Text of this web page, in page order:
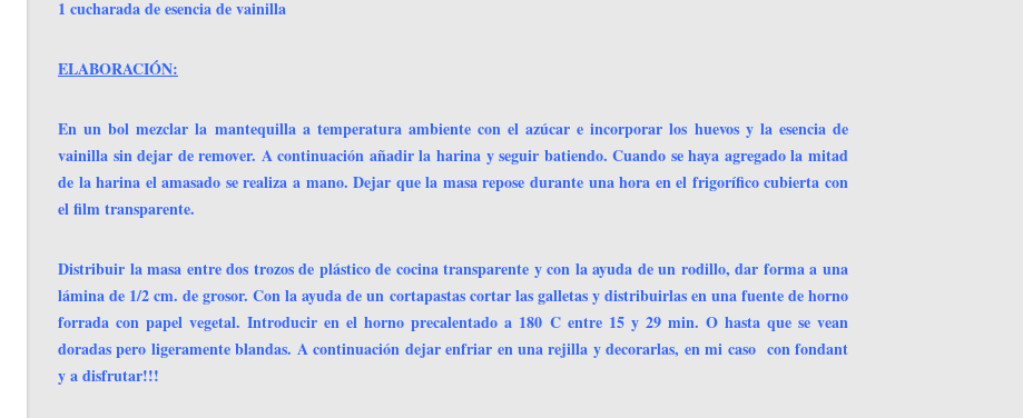
1 cucharada de esencia de vainilla
ELABORACIÓN:
En un bol mezclar la mantequilla a temperatura ambiente con el azúcar e incorporar los huevos y la esencia de
vainilla sin dejar de remover. A continuación añadir la harina y seguir batiendo. Cuando se haya agregado la mitad
de la harina el amasado se realiza a mano. Dejar que la masa repose durante una hora en el frigorífico cubierta con
el film transparente.
Distribuir la masa entre dos trozos de plástico de cocina transparente y con la ayuda de un rodillo, dar forma a una
lámina de 1/2 cm. de grosor. Con la ayuda de un cortapastas cortar las galletas y distribuirlas en una fuente de horno
forrada con papel vegetal. Introducir en el horno precalentado a 180 C entre 15 y 29 min. O hasta que se vean
doradas pero ligeramente blandas. A continuación dejar enfriar en una rejilla y decorarlas, en mi caso con fondant
y a disfrutar!!!